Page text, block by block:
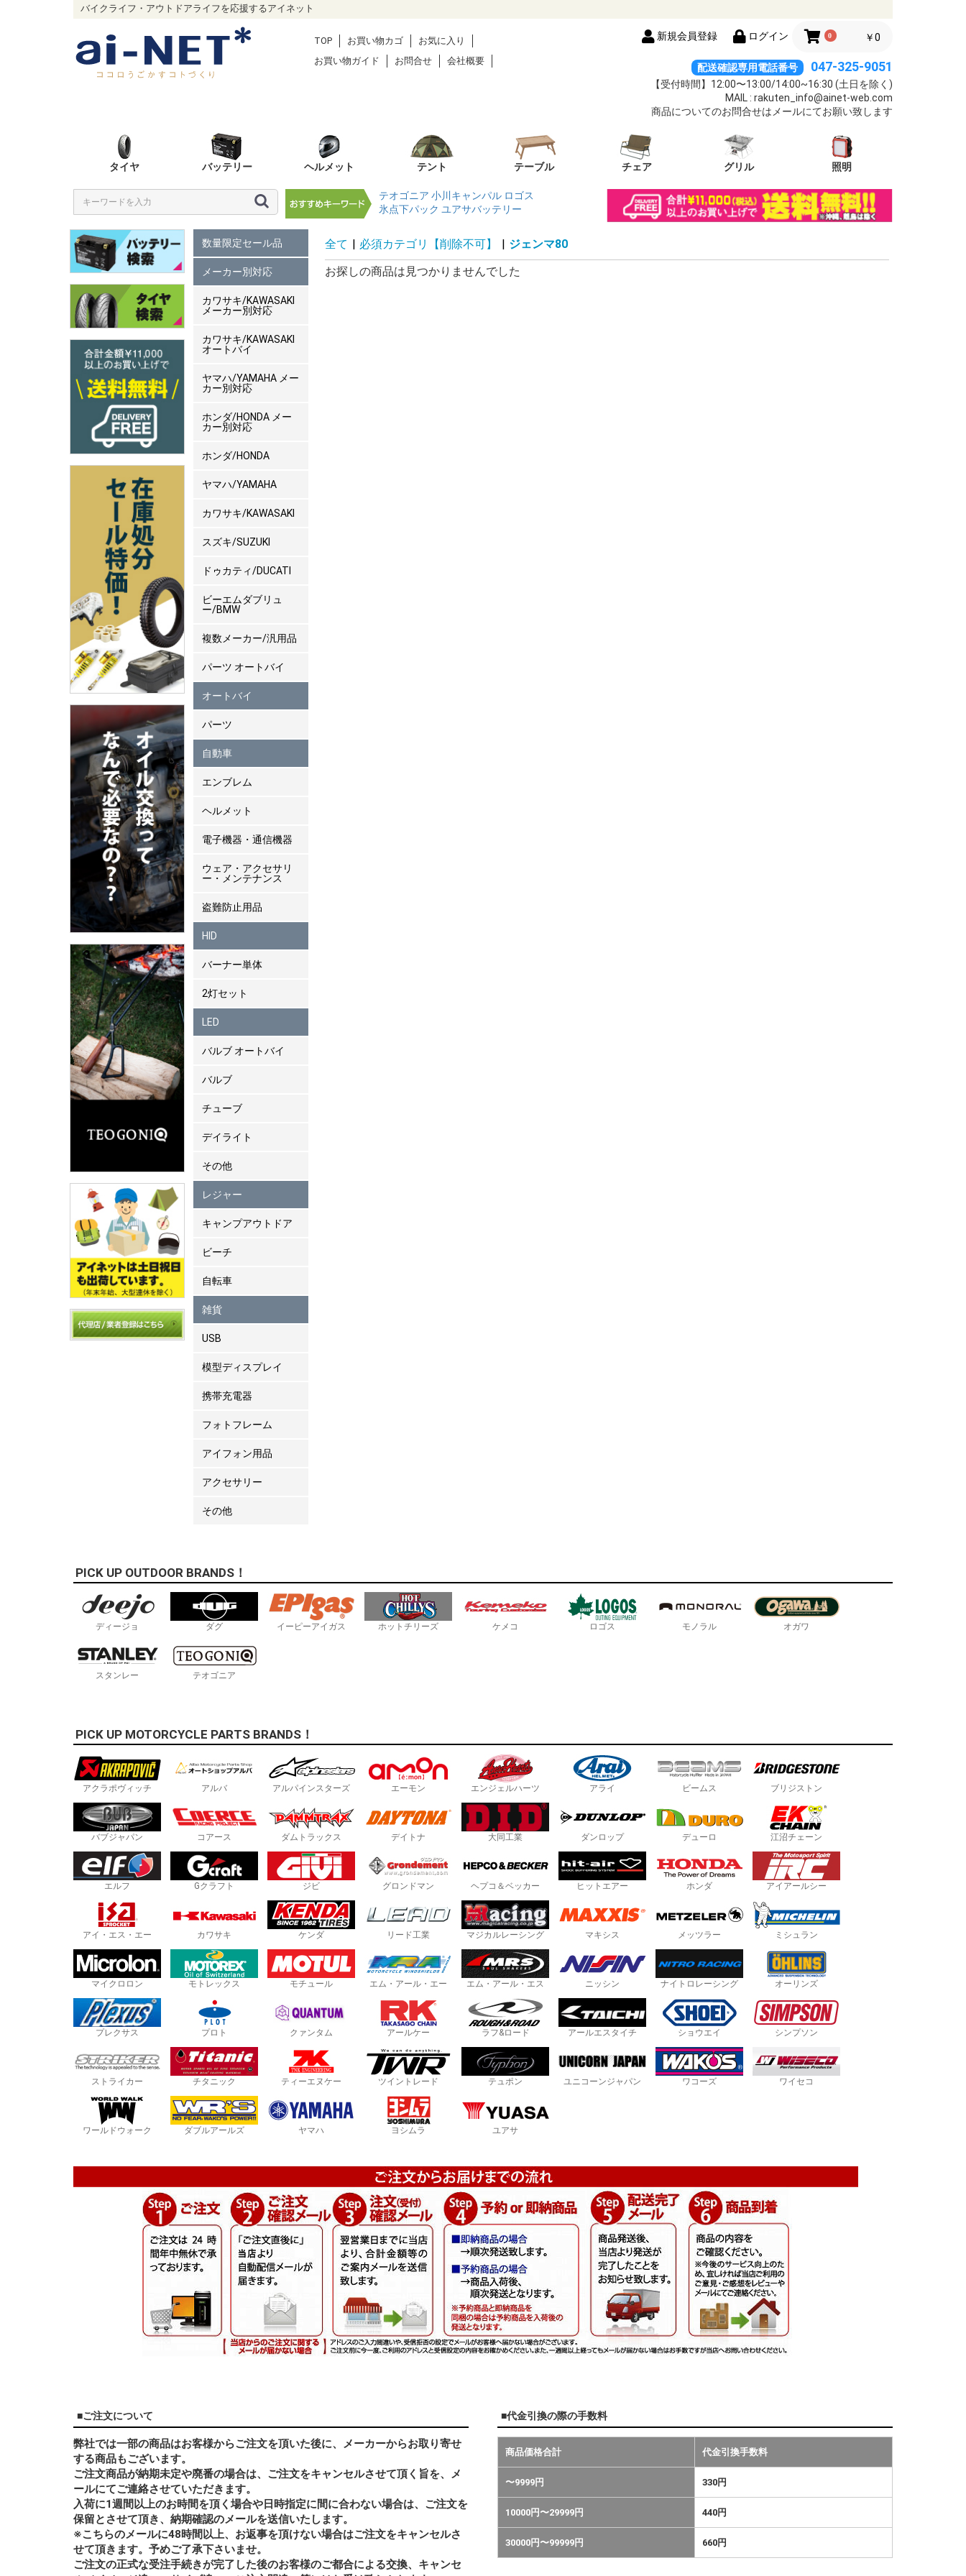
バイクライフ・アウトドアライフを応援するアイネット
TOP お買い物カゴ
お気に入り
お買い物ガイド
お問合せ 会社概要
0 ￥0
新規会員登録 ログイン
配送確認専用電話番号 047-325-9051
【受付時間】12:00〜13:00/14:00~16:30 (土日を除く)
MAIL : rakuten_info@ainet-web.com
商品についてのお問合せはメールにてお願い致します
タイヤ バッテリー ヘルメット テント テーブル チェア グリル 照明
テオゴニア 小川キャンパル ロゴス
氷点下パック ユアサバッテリー
数量限定セール品
メーカー別対応
カワサキ/KAWASAKI
メーカー別対応
カワサキ/KAWASAKI
オートバイ
ヤマハ/YAMAHA メー
カー別対応
ホンダ/HONDA メー
カー別対応
ホンダ/HONDA
ヤマハ/YAMAHA
カワサキ/KAWASAKI
スズキ/SUZUKI
ドゥカティ/DUCATI
ビーエムダブリュ
ー/BMW
複数メーカー/汎用品
パーツ オートバイ
オートバイ
パーツ
自動車
エンブレム
ヘルメット
電子機器・通信機器
ウェア・アクセサリ
ー・メンテナンス
盗難防止用品
HID
バーナー単体
2灯セット
LED
バルブ オートバイ
バルブ
チューブ
デイライト
その他
レジャー
キャンプアウトドア
ビーチ
自転車
雑貨
USB
模型ディスプレイ
携帯充電器
フォトフレーム
アイフォン用品
アクセサリー
その他
全て 必須カテゴリ【削除不可】
ジェンマ80
お探しの商品は見つかりませんでした
PICK UP OUTDOOR BRANDS！
ディージョ ダグ イーピーアイガス ホットチリーズ ケメコ ロゴス モノラル オガワ
スタンレー テオゴニア
PICK UP MOTORCYCLE PARTS BRANDS！
アクラポヴィッチ アルバ アルパインスターズ エーモン エンジェルハーツ アライ ビームス ブリジストン
バブジャパン コアース ダムトラックス デイトナ 大同工業 ダンロップ デューロ 江沼チェーン
エルフ Gクラフト ジビ グロンドマン ヘプコ＆ベッカー ヒットエアー ホンダ アイアールシー
アイ・エス・エー カワサキ ケンダ リード工業 マジカルレーシング マキシス メッツラー ミシュラン
マイクロロン モトレックス モチュール エム・アール・エー エム・アール・エス ニッシン ナイトロレーシング オーリンズ
プレクサス プロト クァンタム アールケー ラフ&ロード アールエスタイチ ショウエイ シンプソン
ストライカー チタニック ティーエヌケー ツイントレード テュポン ユニコーンジャパン ワコーズ ワイセコ
ワールドウォーク ダブルアールズ ヤマハ ヨシムラ ユアサ
■ご注文について
弊社では一部の商品はお客様からご注文を頂いた後に、メーカーからお取り寄せ
する商品もございます。
ご注文商品が納期未定や廃番の場合は、ご注文をキャンセルさせて頂く旨を、メ
ールにてご連絡させていただきます。
入荷に1週間以上のお時間を頂く場合や日時指定に間に合わない場合は、ご注文を
保留とさせて頂き、納期確認のメールを送信いたします。
※こちらのメールに48時間以上、お返事を頂けない場合はご注文をキャンセルさ
せて頂きます。予めご了承下さいませ。
ご注文の正式な受注手続きが完了した後のお客様のご都合による交換、キャンセ
■代金引換の際の手数料
商品価格合計 代金引換手数料
〜9999円 330円
10000円〜29999円 440円
30000円〜99999円 660円